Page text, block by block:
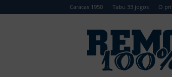
Caracas 1950 Tabu 33 jogos O